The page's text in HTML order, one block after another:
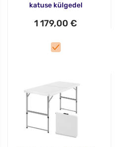
katuse külgedel
1 179,00 €